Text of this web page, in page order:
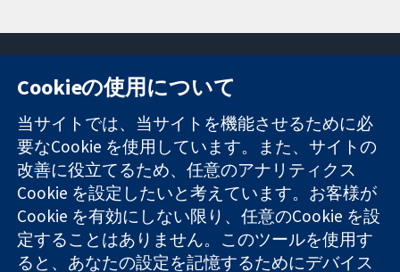
信頼できるエビ
デンスと
情報に基づく意
思決定により
健康のさらなる
向上へ
11-13 Cavendish
Square
London
W1G 0AN
United Kingdom
お問い合わせ
ニュース
広報
コクランにつ
いて
採用
Cochrane
Library
Cookieの使用について
当サイトでは、当サイトを機能させるために必
要なCookie を使用しています。また、サイトの
改善に役立てるため、任意のアナリティクス
Cookie を設定したいと考えています。お客様が
Cookie を有効にしない限り、任意のCookie を設
定することはありません。このツールを使用す
ると、あなたの設定を記憶するためにデバイス